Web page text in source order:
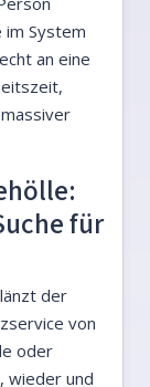
im System
an eine
für
der
von
oder
wieder und